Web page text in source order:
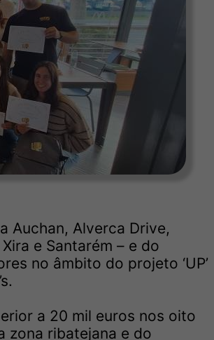
Auchan, Alverca Drive,
e Santarém – e do
no âmbito do projeto ‘UP’
a 20 mil euros nos oito
zona ribatejana e do